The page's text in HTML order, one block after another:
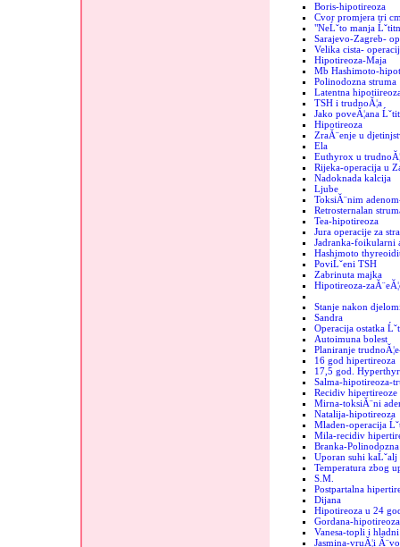
Boris-hipotireoza
Cvor promjera tri
"NeĹˇto manja
Sarajevo-Zagreb-
Velika cista-
Hipotireoza-Maja
Mb Hashimoto-
Polinodozna struma
Latentna
TSH i trudnoĂ¦a
Jako poveĂ¦ana
Hipotireoza
ZraĂ¨enje u
Ela
Euthyrox u
Rijeka-operacija u
Nadoknada kalcija
Ljube
ToksiĂ¨nim
Retrosternalan
Tea-hipotireoza
Jura operacije za
Jadranka-foikularni
Hashimoto
PoviĹˇeni TSH
Zabrinuta majka
Hipotireoza-
Stanje nakon
Sandra
Operacija ostatka
Autoimuna bolest
Planiranje
16 god hipertireoza
17,5 god.
Salma-hipotireoza-
Recidiv hipertireoze
Mirna-toksiĂ¨ni
Natalija-hipotireoza
Mladen-operacija
Mila-recidiv
Branka-
Uporan suhi kaĹˇalj
Temperatura zbog
S.M.
Postpartalna
Dijana
Hipotireoza u 24
Gordana-hipotireoza
Vanesa-topli i
Jasmina-vruĂ¦i